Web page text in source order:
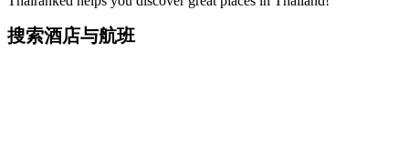
搜索酒店与航班